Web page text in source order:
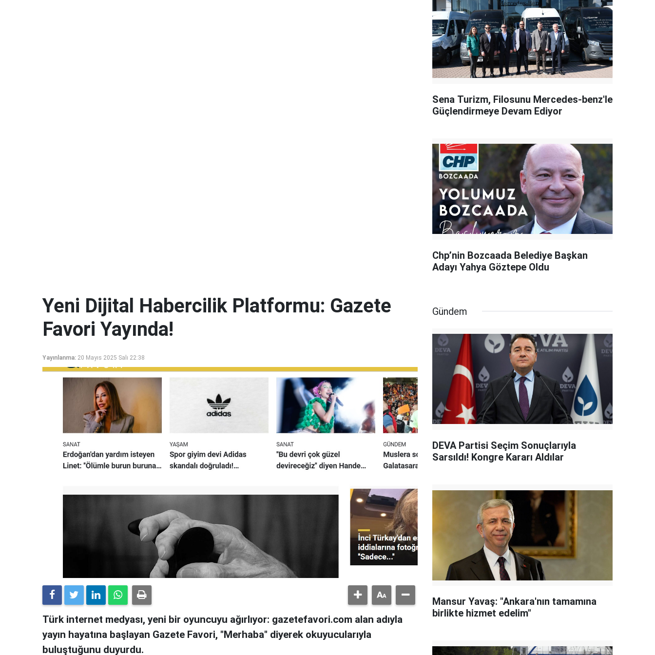
Sena Turizm, Filosunu Mercedes-benz'le
Güçlendirmeye Devam Ediyor
Chp’nin Bozcaada Belediye Başkan
Adayı Yahya Göztepe Oldu
Yeni Dijital Habercilik Platformu: Gazete
Favori Yayında!
Yayınlanma: 20 Mayıs 2025 Salı 22:38
Türk internet medyası, yeni bir oyuncuyu ağırlıyor: gazetefavori.com alan adıyla
yayın hayatına başlayan Gazete Favori, "Merhaba" diyerek okuyucularıyla
buluştuğunu duyurdu.
Gündem
DEVA Partisi Seçim Sonuçlarıyla
Sarsıldı! Kongre Kararı Aldılar
Mansur Yavaş: "Ankara'nın tamamına
birlikte hizmet edelim"